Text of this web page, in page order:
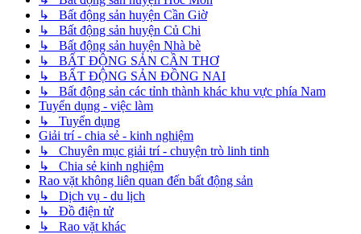
↳ Bất động sản huyện Cần Giờ
↳ Bất động sản huyện Củ Chi
↳ Bất động sản huyện Nhà bè
↳ BẤT ĐỘNG SẢN CẦN THƠ
↳ BẤT ĐỘNG SẢN ĐỒNG NAI
↳ Bất động sản các tỉnh thành khác khu vực phía Nam
Tuyển dụng - việc làm
↳ Tuyển dụng
Giải trí - chia sẻ - kinh nghiệm
↳ Chuyên mục giải trí - chuyện trò linh tinh
↳ Chia sẻ kinh nghiệm
Rao vặt không liên quan đến bất động sản
↳ Dịch vụ - du lịch
↳ Đồ điện tử
↳ Rao vặt khác